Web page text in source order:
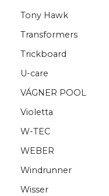
Tony Hawk
Transformers
Trickboard
U-care
VÁGNER POOL
Violetta
W-TEC
WEBER
Windrunner
Wisser